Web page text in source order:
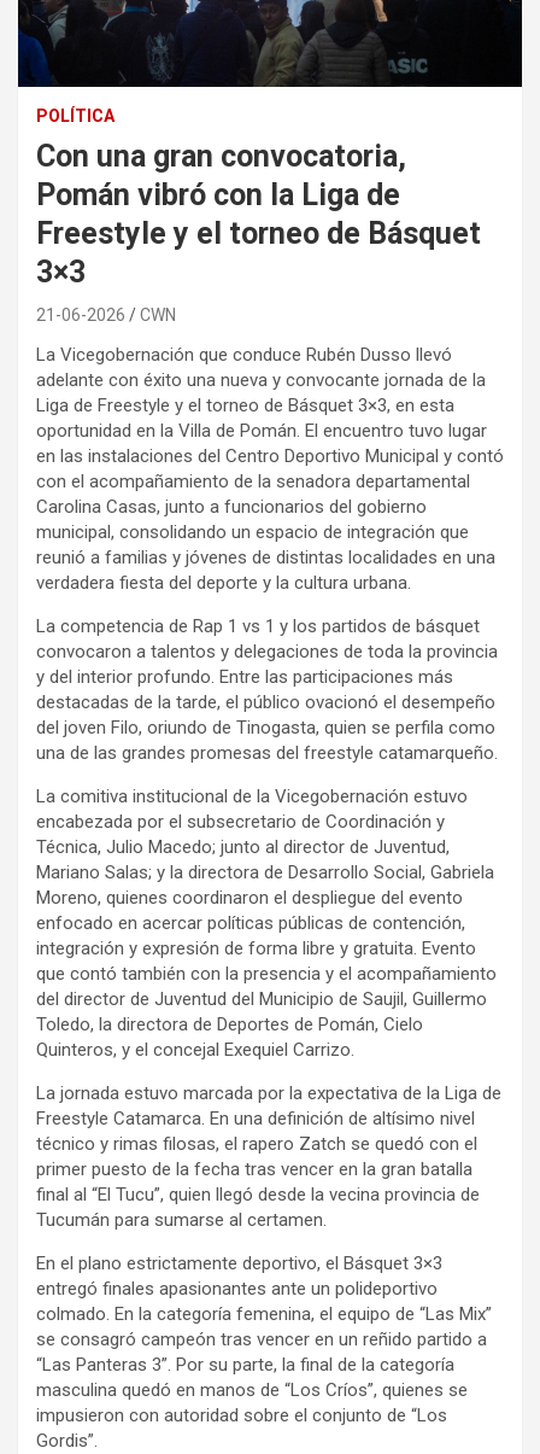
POLÍTICA
Con una gran convocatoria,
Pomán vibró con la Liga de
Freestyle y el torneo de Básquet
3×3
21-06-2026 CWN
La Vicegobernación que conduce Rubén Dusso llevó
adelante con éxito una nueva y convocante jornada de la
Liga de Freestyle y el torneo de Básquet 3×3, en esta
oportunidad en la Villa de Pomán. El encuentro tuvo lugar
en las instalaciones del Centro Deportivo Municipal y contó
con el acompañamiento de la senadora departamental
Carolina Casas, junto a funcionarios del gobierno
municipal, consolidando un espacio de integración que
reunió a familias y jóvenes de distintas localidades en una
verdadera fiesta del deporte y la cultura urbana.
La competencia de Rap 1 vs 1 y los partidos de básquet
convocaron a talentos y delegaciones de toda la provincia
y del interior profundo. Entre las participaciones más
destacadas de la tarde, el público ovacionó el desempeño
del joven Filo, oriundo de Tinogasta, quien se perfila como
una de las grandes promesas del freestyle catamarqueño.
La comitiva institucional de la Vicegobernación estuvo
encabezada por el subsecretario de Coordinación y
Técnica, Julio Macedo; junto al director de Juventud,
Mariano Salas; y la directora de Desarrollo Social, Gabriela
Moreno, quienes coordinaron el despliegue del evento
enfocado en acercar políticas públicas de contención,
integración y expresión de forma libre y gratuita. Evento
que contó también con la presencia y el acompañamiento
del director de Juventud del Municipio de Saujil, Guillermo
Toledo, la directora de Deportes de Pomán, Cielo
Quinteros, y el concejal Exequiel Carrizo.
La jornada estuvo marcada por la expectativa de la Liga de
Freestyle Catamarca. En una definición de altísimo nivel
técnico y rimas filosas, el rapero Zatch se quedó con el
primer puesto de la fecha tras vencer en la gran batalla
final al “El Tucu”, quien llegó desde la vecina provincia de
Tucumán para sumarse al certamen.
En el plano estrictamente deportivo, el Básquet 3×3
entregó finales apasionantes ante un polideportivo
colmado. En la categoría femenina, el equipo de “Las Mix”
se consagró campeón tras vencer en un reñido partido a
“Las Panteras 3”. Por su parte, la final de la categoría
masculina quedó en manos de “Los Críos”, quienes se
impusieron con autoridad sobre el conjunto de “Los
Gordis”.